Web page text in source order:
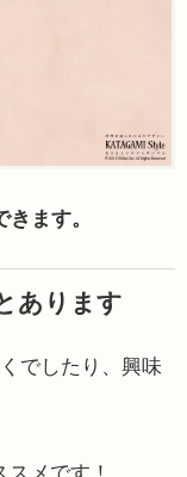
ます。
あります
でしたり、興味